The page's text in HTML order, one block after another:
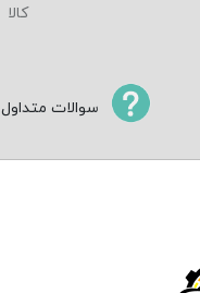
سوالات متداول